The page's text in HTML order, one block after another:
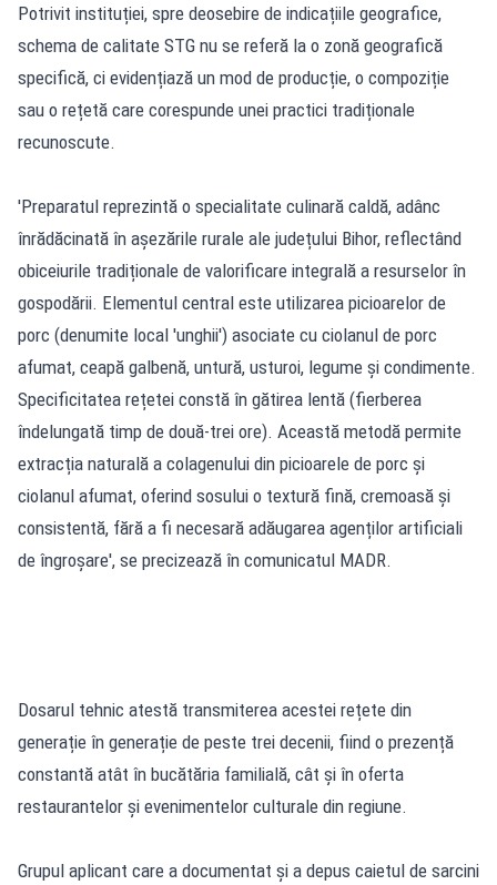
Potrivit instituției, spre deosebire de indicațiile geografice,
schema de calitate STG nu se referă la o zonă geografică
specifică, ci evidențiază un mod de producție, o compoziție
sau o rețetă care corespunde unei practici tradiționale
recunoscute.
'Preparatul reprezintă o specialitate culinară caldă, adânc
înrădăcinată în așezările rurale ale județului Bihor, reflectând
obiceiurile tradiționale de valorificare integrală a resurselor în
gospodării. Elementul central este utilizarea picioarelor de
porc (denumite local 'unghii') asociate cu ciolanul de porc
afumat, ceapă galbenă, untură, usturoi, legume și condimente.
Specificitatea rețetei constă în gătirea lentă (fierberea
îndelungată timp de două-trei ore). Această metodă permite
extracția naturală a colagenului din picioarele de porc și
ciolanul afumat, oferind sosului o textură fină, cremoasă și
consistentă, fără a fi necesară adăugarea agenților artificiali
de îngroșare', se precizează în comunicatul MADR.
Dosarul tehnic atestă transmiterea acestei rețete din
generație în generație de peste trei decenii, fiind o prezență
constantă atât în bucătăria familială, cât și în oferta
restaurantelor și evenimentelor culturale din regiune.
Grupul aplicant care a documentat și a depus caietul de sarcini